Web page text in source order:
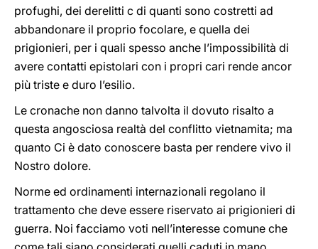
profughi, dei derelitti c di quanti sono costretti ad
abbandonare il proprio focolare, e quella dei
prigionieri, per i quali spesso anche l’impossibilità di
avere contatti epistolari con i propri cari rende ancor
più triste e duro l’esilio.
Le cronache non danno talvolta il dovuto risalto a
questa angosciosa realtà del conflitto vietnamita; ma
quanto Ci è dato conoscere basta per rendere vivo il
Nostro dolore.
Norme ed ordinamenti internazionali regolano il
trattamento che deve essere riservato ai prigionieri di
guerra. Noi facciamo voti nell’interesse comune che